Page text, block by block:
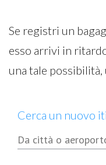
Se registri un
esso arrivi in
una tale possibilità,
Cerca un nuovo